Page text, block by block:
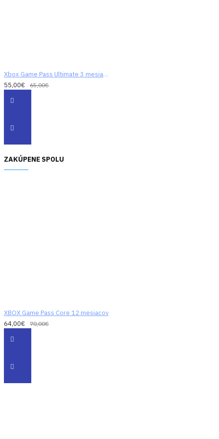
Xbox Game Pass Ultimate 3 mesiace
55,00€
65,00€
ZAKÚPENE SPOLU
XBOX Game Pass Core 12 mesiacov
64,00€
70,00€